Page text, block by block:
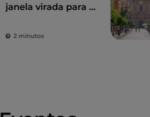
janela virada para o
de Taormina
2 minutos